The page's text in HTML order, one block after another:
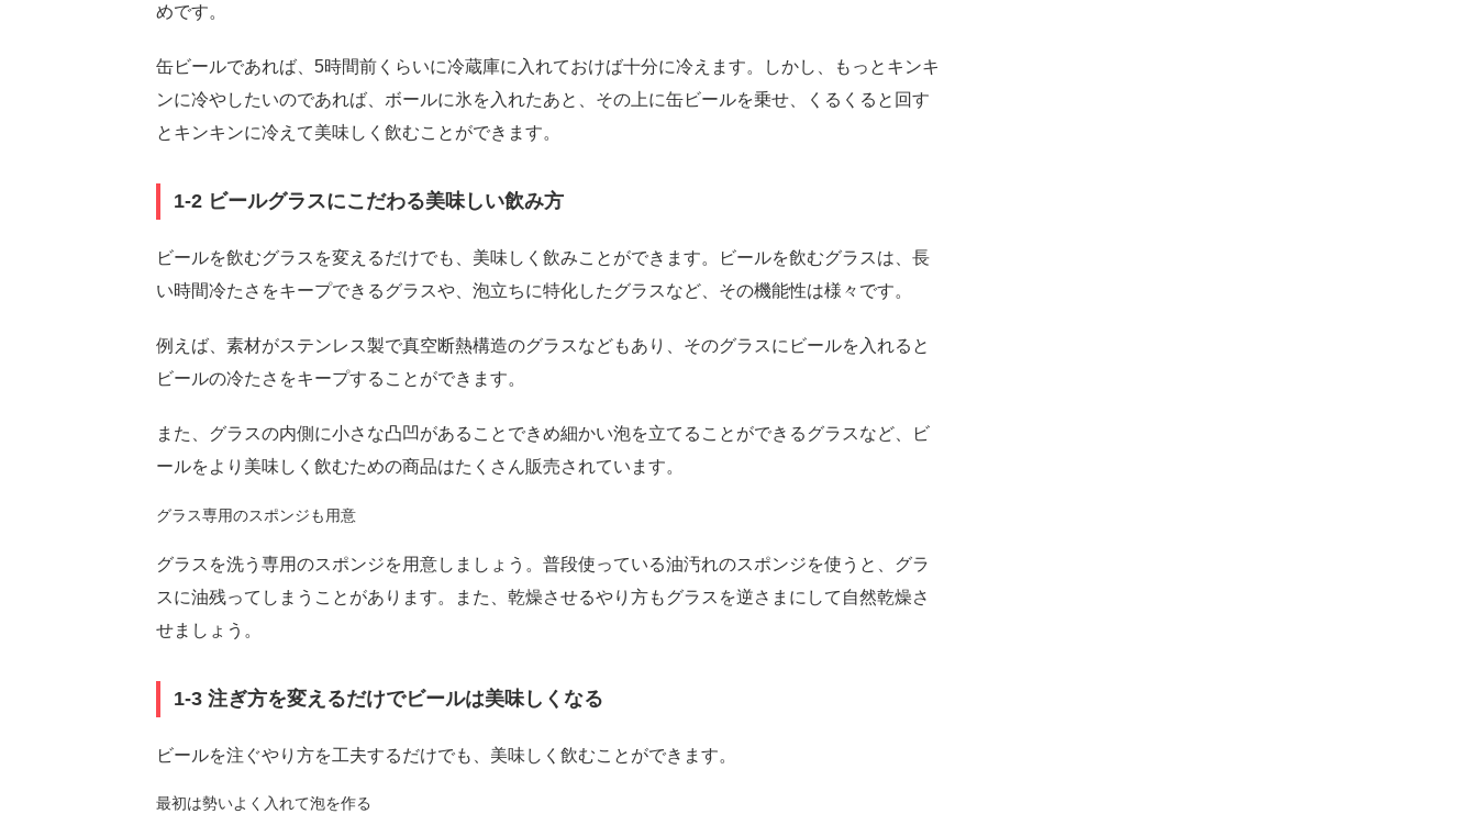
めです。
缶ビールであれば、5時間前くらいに冷蔵庫に入れておけば十分に冷えます。しかし、もっとキンキ
ンに冷やしたいのであれば、ボールに氷を入れたあと、その上に缶ビールを乗せ、くるくると回す
とキンキンに冷えて美味しく飲むことができます。
1-2 ビールグラスにこだわる美味しい飲み方
ビールを飲むグラスを変えるだけでも、美味しく飲みことができます。ビールを飲むグラスは、長
い時間冷たさをキープできるグラスや、泡立ちに特化したグラスなど、その機能性は様々です。
例えば、素材がステンレス製で真空断熱構造のグラスなどもあり、そのグラスにビールを入れると
ビールの冷たさをキープすることができます。
また、グラスの内側に小さな凸凹があることできめ細かい泡を立てることができるグラスなど、ビ
ールをより美味しく飲むための商品はたくさん販売されています。
グラス専用のスポンジも用意
グラスを洗う専用のスポンジを用意しましょう。普段使っている油汚れのスポンジを使うと、グラ
スに油残ってしまうことがあります。また、乾燥させるやり方もグラスを逆さまにして自然乾燥さ
せましょう。
1-3 注ぎ方を変えるだけでビールは美味しくなる
ビールを注ぐやり方を工夫するだけでも、美味しく飲むことができます。
最初は勢いよく入れて泡を作る